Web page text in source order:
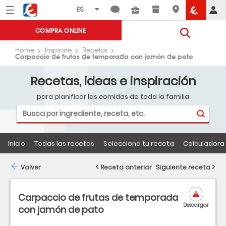
Menú Eroski
COMPRA ONLINE
Home Inspirate Recetas
Carpaccio de frutas de temporada con jamón de pato
Recetas, ideas e inspiración
para planificar las comidas de toda la familia
Inicio Todas las recetas Selecciona tu receta
Carpaccio de frutas de temporada
con jamón de pato
Descargar
Volver Receta anterior Siguiente receta